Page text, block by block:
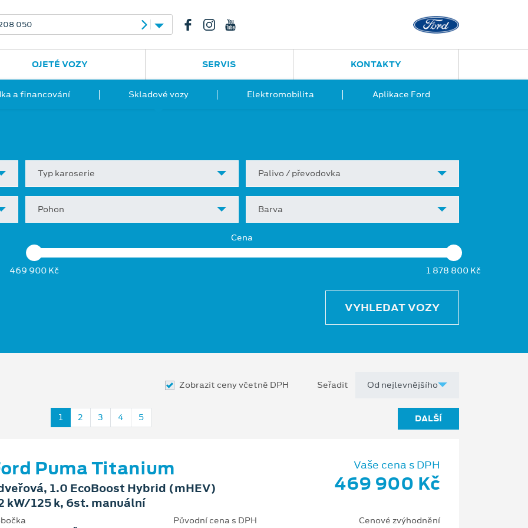
050 Jugoslávská 23
a financování Skladové vozy Elektromobilita Aplikace Ford
OJETÉ VOZY SERVIS KONTAKTY
Typ karoserie Palivo / převodovka
Pohon Barva
Cena
469 900 Kč 1 878 800 Kč
VYHLEDAT VOZY
Zobrazit ceny včetně DPH Seřadit
1 2 3 4 5 DALŠÍ
Puma Titanium
1.0 EcoBoost Hybrid (mHEV)
kW/125 k, 6st. manuální
Vaše cena s DPH
469 900 Kč
Původní cena s DPH Cenové zvýhodnění